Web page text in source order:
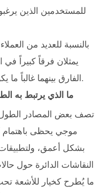
للمستخدمين الذين
بالنسبة للعديد من
يمثلان فرقاً كبيراً في
الفارق بينهما غالباً ما يكون أقل مما يتوقعه المتسوقون.
2. ما الذي يرتبط به الطول
موجي يحظى باهتمام
بشكل أعمق،
النقاشات الدائرة حول
ما يُطرح كخيار للأشعة